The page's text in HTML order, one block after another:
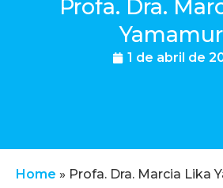
Profa. Dra.
1 de abril de
Home » Profa. Dra. Marcia Lika